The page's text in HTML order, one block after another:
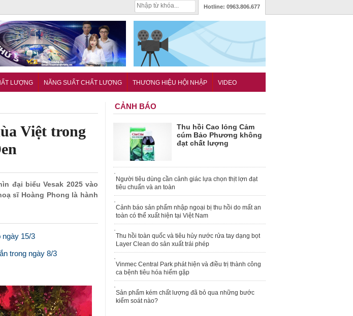
Hotline: 0963.806.677
LƯỢNG NĂNG SUẤT CHẤT LƯỢNG THƯƠNG HIỆU HỘI NHẬP VIDEO
Việt trong
đại biểu Vesak 2025 vào
sĩ Hoàng Phong là hành
15/3
trong ngày 8/3
CẢNH BÁO
Thu hồi Cao lỏng Cảm
cúm Bảo Phương không
đạt chất lượng
Người tiêu dùng cần cảnh giác lựa chọn thịt lợn đạt
tiêu chuẩn và an toàn
Cảnh báo sản phẩm nhập ngoại bị thu hồi do mất an
toàn có thể xuất hiện tại Việt Nam
Thu hồi toàn quốc và tiêu hủy nước rửa tay dạng bọt
Layer Clean do sản xuất trái phép
Vinmec Central Park phát hiện và điều trị thành công
ca bệnh tiêu hóa hiếm gặp
Sản phẩm kém chất lượng đã bỏ qua những bước
kiểm soát nào?